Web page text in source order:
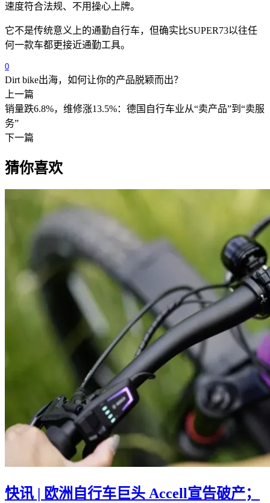
速度符合法规、不用操心上牌。
它不是传统意义上的通勤自行车，但确实比SUPER73以往任
何一款车都更接近通勤工具。
0
Dirt bike出海，如何让你的产品脱颖而出？
上一篇
销量跌6.8%，维修涨13.5%：德国自行车业从“卖产品”到“卖服
务”
下一篇
猜你喜欢
快讯 | 欧洲自行车巨头 Accell宣告破产；